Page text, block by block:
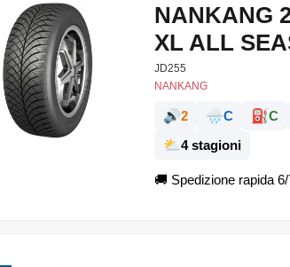
NANKANG
XL ALL
JD255
NANKANG
🔊2 🌧️C ⛽C
⛅ 4 stagioni
🚚 Spedizione rapida